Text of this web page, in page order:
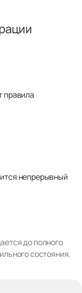
правила
непрерывный
до полного
состояния.